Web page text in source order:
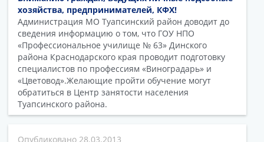
хозяйства, предпринимателей, КФХ!
Администрация МО Туапсинский район доводит до
сведения информацию о том, что ГОУ НПО
«Профессиональное училище № 63» Динского
района Краснодарского края проводит подготовку
специалистов по профессиям «Виноградарь» и
«Цветовод».Желающие пройти обучение могут
обратиться в Центр занятости населения
Туапсинского района.
28.03.2013